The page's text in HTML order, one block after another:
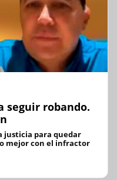
seguir robando.
justicia para quedar
mejor con el infractor